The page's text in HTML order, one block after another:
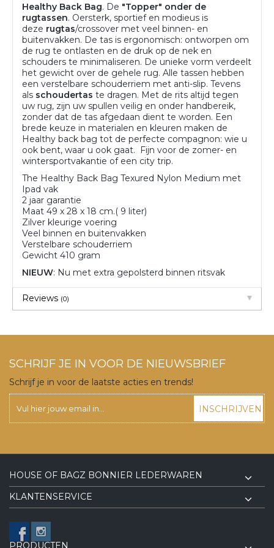
Healthy Back Bag. De "Topper" onder de
rugtassen. Oersterk, sportief en modieus is
deze rugtas/crossover met veel binnen- en
buitenvakken. De tas is ergonomisch: ontworpen om
de rug te ontlasten en de druk op de nek en
schouders te minimaliseren. De unieke vorm verdeelt
het gewicht over de gehele rug. Alle tassen hebben
een verstelbare schouderriem met anti-slip. Tevens
als schoudertas te dragen. Met de rits altijd tegen
uw rug, zijn uw spullen veilig en onder handbereik,
zonder dat de tas afgedaan dient te worden. Een
brede keuze in materialen en kleuren maken de
Healthy back bag tot de perfecte compagnon: wie u
ook bent, waar u ook gaat. Fijn voor de zomer- en
wintersportvakantie of een city trip.
The Healthy Back Bag Texured Nylon Medium met
Ipad vak
2 jaar garantie
Maat 49 x 28 x 18 cm.( 9 liter)
Zilver kleurige voering
Veel binnen en buitenvakken
Verstelbare schouderriem
Gewicht 410 gram
NIEUW: Nu met extra gepolsterd binnen ritsvak
Reviews (0)
SCHRIJF JE IN VOOR DE NIEUWSBRIEF
Schrijf je in voor de laatste acties en trends!
INSCHRIJVEN
HOUSE OF BAGZ BONNIER LEDERWAREN
KLANTENSERVICE
PRODUCTEN